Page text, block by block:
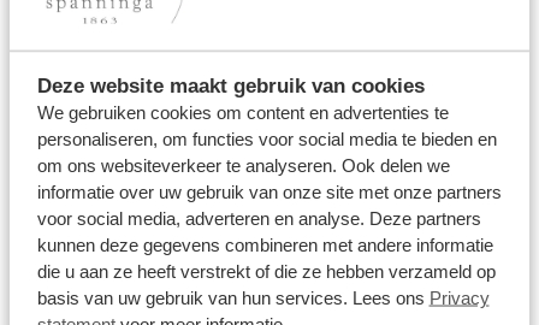
Deze website maakt gebruik van cookies
We gebruiken cookies om content en advertenties te
personaliseren, om functies voor social media te bieden en
om ons websiteverkeer te analyseren. Ook delen we
informatie over uw gebruik van onze site met onze partners
voor social media, adverteren en analyse. Deze partners
kunnen deze gegevens combineren met andere informatie
die u aan ze heeft verstrekt of die ze hebben verzameld op
basis van uw gebruik van hun services. Lees ons Privacy
Trouwringen
Verlovingsringen
Vriendschapsringen
Over ons
Aller Spanninga
Historie
Certificaten